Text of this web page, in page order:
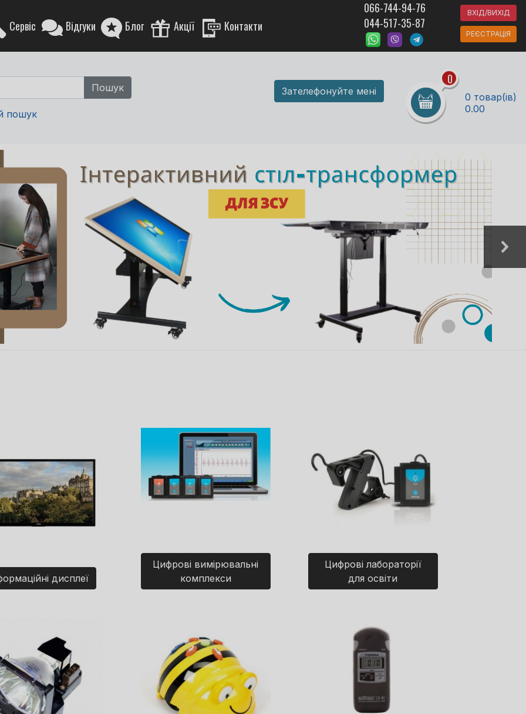
Сервіс Відгуки Блог Акції Контакти
066-744-94-76
044-517-35-87
ВХІД/ВИХІД
РЕЄСТРАЦІЯ
пошук
Зателефонуйте мені
0
0 товар(ів)
0.00
дисплеї
Цифрові вимірювальні
комплекси
Цифрові лабораторії
для освіти